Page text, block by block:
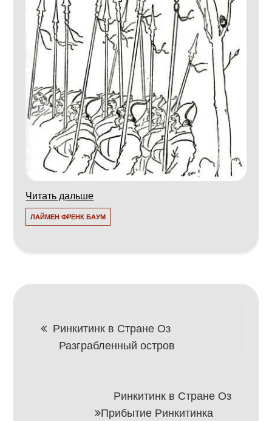
Читать дальше
ЛАЙМЕН ФРЕНК БАУМ
Навигация
Ринкитинк в Стране Оз
Разграбленный остров
Ринкитинк в Стране Оз
Прибытие Ринкитинка